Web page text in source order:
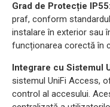
Grad de Protecție IP55:
praf, conform
instalare în exterior sau
funcționarea corectă în
Integrare cu Sistemul
sistemul UniFi Access,
control al accesului.